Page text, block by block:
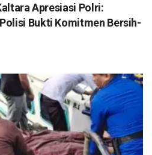
Apresiasi Polri:
Bukti Komitmen Bersih-